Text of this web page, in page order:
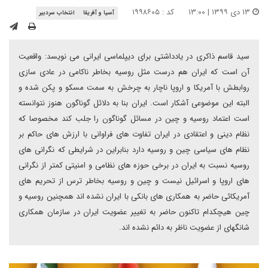
کد : ۱۹۹۸۶۰۵ آسیا و آفریقا انتخاب سردبیر
سید قاسم ذاکری در یادداشتی برای دیپلماسی ایرانی می نویسد: واقعیت
آن است که ایران هم درست مثل روسیه بخاطر ناکامی در عادی سازی
روابطش با آمریکا و اروپا ناچار به چرخش به سمت مسکو و پکن شده و
البته این موضوعی آشکار است. ایران بنا به دلائل گوناگون هنوز نتوانسته
است اعتماد روسیه و چین در مسائل گوناگون را جلب کند مخصوصا که
نظام دینی و اعتقادی در ایران تفاوت های فراوانی با ارزش های حاکم بر
نظام های سیاسی چین و روسیه دارد بنابراین در شرایطی که نگرانی های
روسیه نسبت به ایران در برخی حوزه های نظامی و امنیتی کمتر از نگرانی
های اروپا و اسرائیل نیست و چین و روسیه بخاطر ترس از تحریم های
آمریکائی حاضر به همکاری های بانکی با ایران نشده اند همچنین روسیه و
چین هیچکدام تاکنون حاضر به تغییر عضویت ایران در سازمان همکاری
شانگهای از عضویت ناظر به دائم نشده اند.